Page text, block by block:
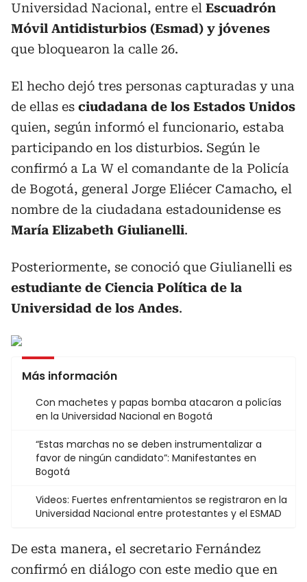
Universidad Nacional, entre el Escuadrón
Móvil Antidisturbios (Esmad) y jóvenes
que bloquearon la calle 26.
El hecho dejó tres personas capturadas y una
de ellas es ciudadana de los Estados Unidos
quien, según informó el funcionario, estaba
participando en los disturbios. Según le
confirmó a La W el comandante de la Policía
de Bogotá, general Jorge Eliécer Camacho, el
nombre de la ciudadana estadounidense es
María Elizabeth Giulianelli.
Posteriormente, se conoció que Giulianelli es
estudiante de Ciencia Política de la
Universidad de los Andes.
Más información
Con machetes y papas bomba atacaron a policías
en la Universidad Nacional en Bogotá
“Estas marchas no se deben instrumentalizar a
favor de ningún candidato”: Manifestantes en
Bogotá
Videos: Fuertes enfrentamientos se registraron en la
Universidad Nacional entre protestantes y el ESMAD
De esta manera, el secretario Fernández
confirmó en diálogo con este medio que en